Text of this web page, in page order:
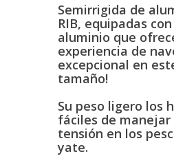
Semirrigida de
RIB, equipadas
aluminio que
experiencia de
excepcional en
tamaño!
Su peso ligero los
fáciles de manejar
tensión en los
yate.